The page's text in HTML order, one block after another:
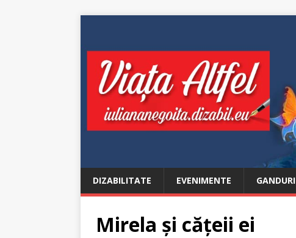
DIZABILITATE EVENIMENTE GANDURI
Mirela și cățeii ei